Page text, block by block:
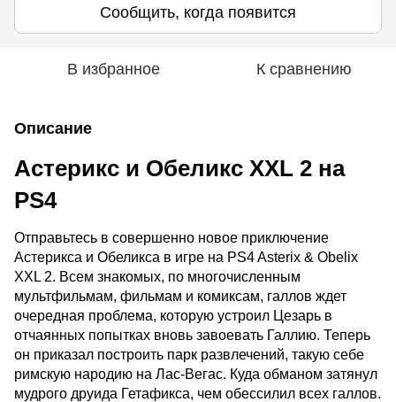
Сообщить, когда появится
В избранное К сравнению
Описание
Астерикс и Обеликс XXL 2 на
PS4
Отправьтесь в совершенно новое приключение
Астерикса и Обеликса в игре на PS4 Asterix & Obelix
XXL 2. Всем знакомых, по многочисленным
мультфильмам, фильмам и комиксам, галлов ждет
очередная проблема, которую устроил Цезарь в
отчаянных попытках вновь завоевать Галлию. Теперь
он приказал построить парк развлечений, такую себе
римскую народию на Лас-Вегас. Куда обманом затянул
мудрого друида Гетафикса, чем обессилил всех галлов.